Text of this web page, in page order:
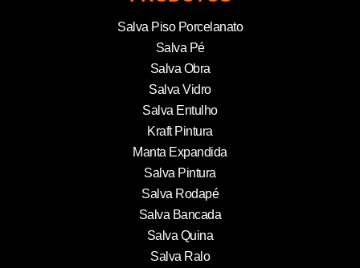
Salva Piso Porcelanato
Salva Pé
Salva Obra
Salva Vidro
Salva Entulho
Kraft Pintura
Manta Expandida
Salva Pintura
Salva Rodapé
Salva Bancada
Salva Quina
Salva Ralo